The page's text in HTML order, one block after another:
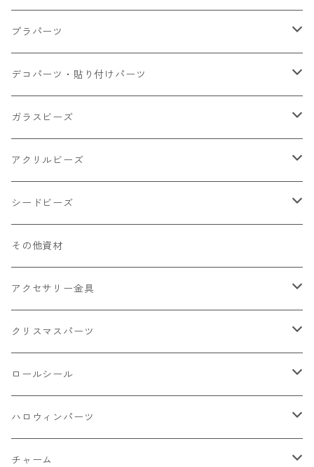
大きいパーツ グラス系
小さいパーツ グラス系
小物
カップ
プラパーツ
ナスカン カニカン
リング イヤリング パーツ
チェーンパーツ
プラチャーム
デコパーツ・貼り付けパーツ
食べ物系
キャンディ
ドーナツ
パン
ゼリー
アニマル系
うさぎ
くま
スライス棒
フレーク カット済
シール付き
フルーツ系 野菜果物
お花
ミニパーツ ネイル
雑貨系
シーズン系
ガラスビーズ
ミレフィオリ
ランプワーク
キャッツアイ
アクリルビーズ
丸玉6㎜ ラウンド
丸玉8㎜ ラウンド
カボチャ
クラック
ソロバン型
アルファベット
単文字
スマイル
シードビーズ
ミックス
2㎜
不透明
3㎜
不透明タイプ
ミックスタイプ
4㎜
その他資材
アクセサリー金具
カラー丸カン
10㎜
ボールチップ
ピアスパーツ
ヘアーパーツ
クリスマスパーツ
プラチャーム
デコパーツ 貼り付けパーツ
OPP袋
ロールシール
サンキュー
クリスマス
ハロウィンパーツ
おばけ
チャーム